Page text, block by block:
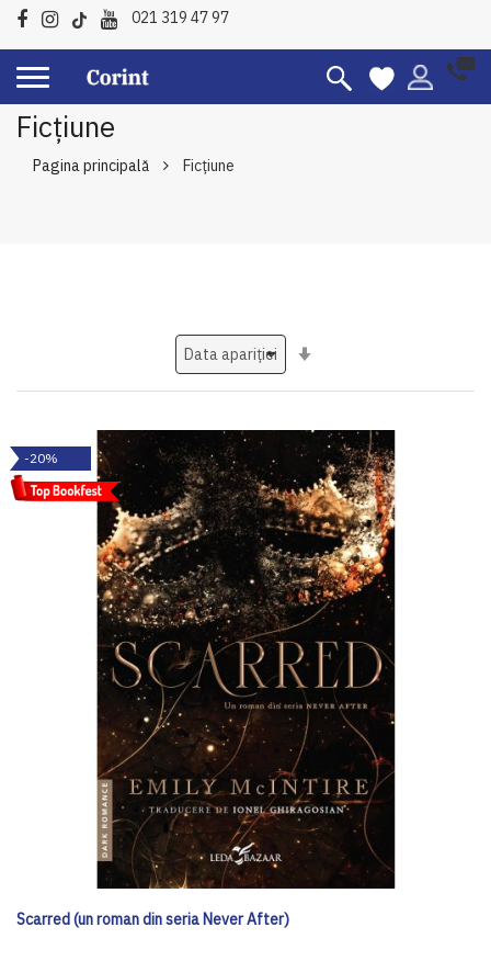
021 319 47 97
Ficțiune
Pagina principală Ficțiune
-20%
Scarred (un roman din seria Never After)